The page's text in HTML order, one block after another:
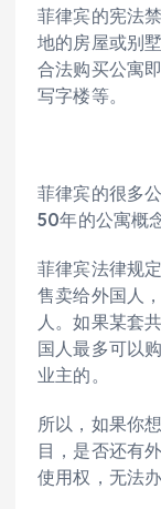
菲律宾的宪法
地的房屋或别
合法购买公寓
写字楼等。
菲律宾的很多
50年的公寓概
菲律宾法律规
售卖给外国人
人。如果某套
国人最多可以
业主的。
所以，如果你
目，是否还有
使用权，无法